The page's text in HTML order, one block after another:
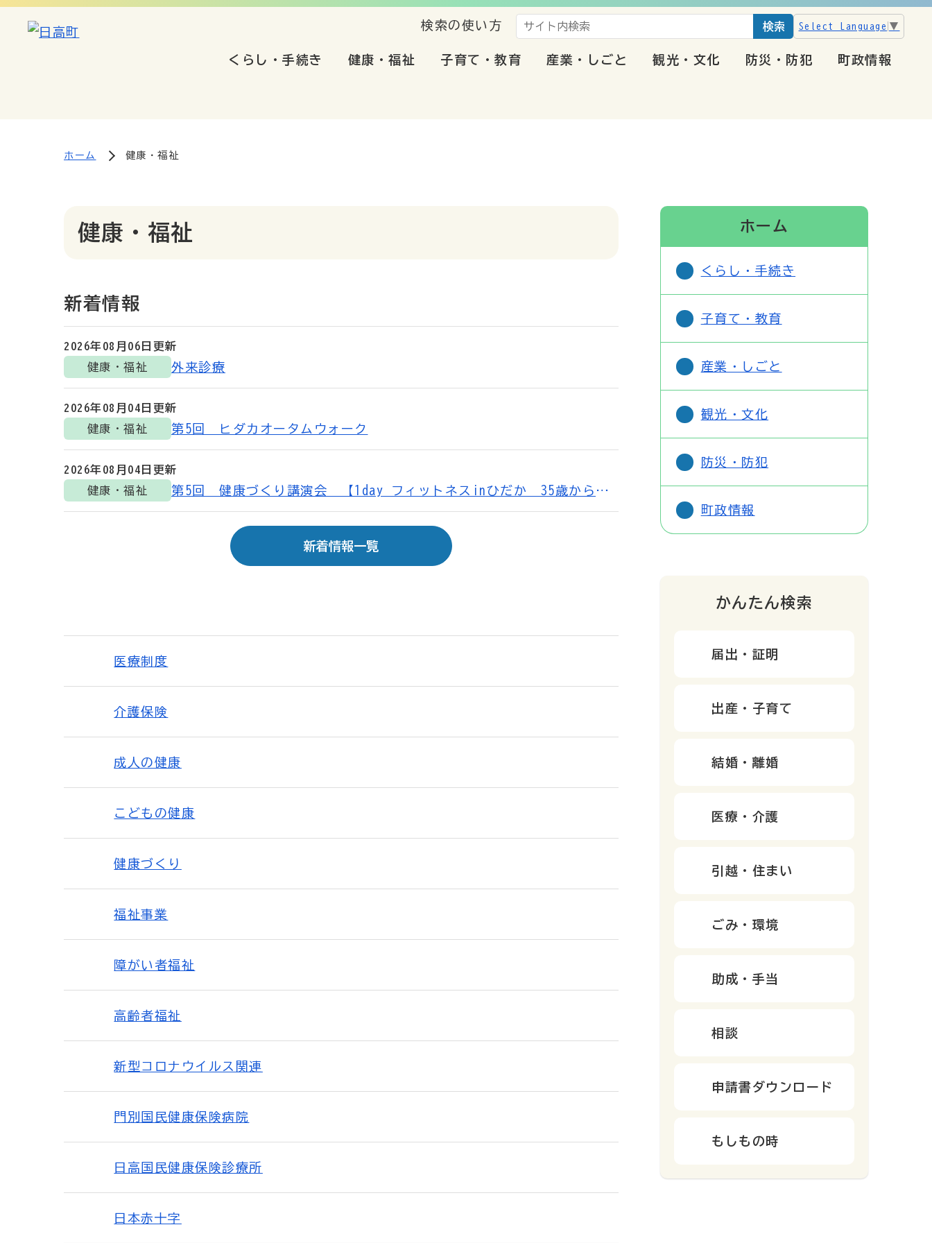
くらし・手続き 健康・福祉 子育て・教育 産業・しごと 観光・文化 防災・防犯 町政情報
検索の使い方 検索 Select Language ▼
ホーム 健康・福祉
健康・福祉
新着情報
2026年08月06日 更新
健康・福祉
外来診療
2026年08月04日 更新
健康・福祉
第5回 ヒダカオータムウォーク
2026年08月04日 更新
健康・福祉
第5回 健康づくり講演会 【1day フィットネスinひだか 35歳から体の変化に～やさしい陰ヨガ講演会～】
新着情報一覧
医療制度
介護保険
成人の健康
こどもの健康
健康づくり
福祉事業
障がい者福祉
高齢者福祉
新型コロナウイルス関連
門別国民健康保険病院
日高国民健康保険診療所
日本赤十字
ホーム
くらし・手続き
子育て・教育
産業・しごと
観光・文化
防災・防犯
町政情報
かんたん検索
届出・証明
出産・子育て
結婚・離婚
医療・介護
引越・住まい
ごみ・環境
助成・手当
相談
申請書ダウンロード
もしもの時